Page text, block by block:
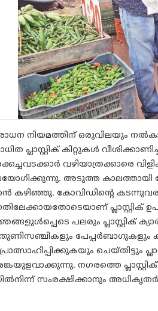
നിയമത്തിന് ഒരുവിലയും
പ്ലാസ്റ്റിക് കിറ്റുകൾ
വഴിയാത്രക്കാരെ
അടുത്ത കാലത്തായി
കഴിഞ്ഞു. കോവിഡിന്റെ
പ്ലാസ്റ്റിക്
പലരും പ്ലാസ്റ്റിക്
പേപ്പർബാഗുകളും
ചെയ്തിട്ടും
നഗരത്തെ
സംരക്ഷിക്കാനും